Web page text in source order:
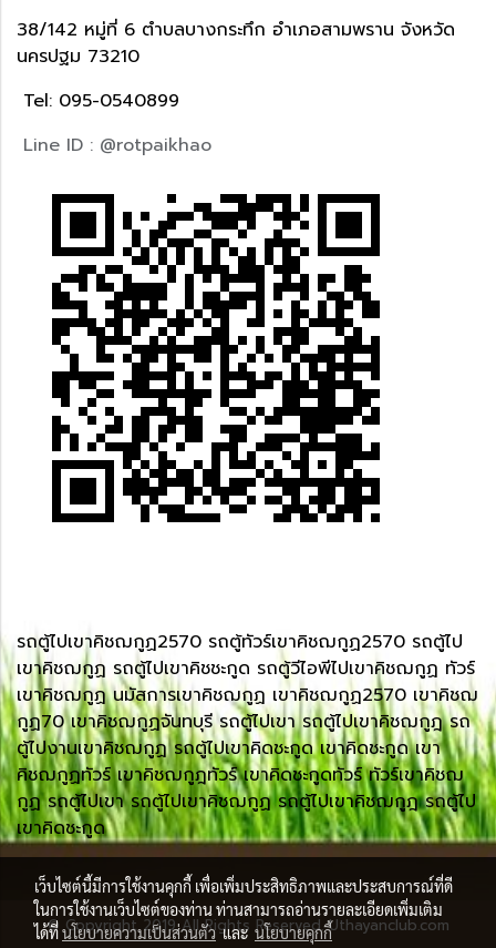
38/142 หมู่ที่ 6 ตำบลบางกระทึก อำเภอสามพราน จังหวัด
นครปฐม 73210
Tel: 095-0540899
Line ID : @rotpaikhao
รถตู้ไปเขาคิชฌกูฏ2570 รถตู้ทัวร์เขาคิชฌกูฏ2570 รถตู้ไป
เขาคิชฌกูฏ รถตู้ไปเขาคิชชะกูด รถตู้วีไอพีไปเขาคิชฌกูฏ ทัวร์
เขาคิชฌกูฏ นมัสการเขาคิชฌกูฏ เขาคิชฌกูฏ2570 เขาคิชฌ
กูฏ70 เขาคิชฌกูฏจันทบุรี รถตู้ไปเขา รถตู้ไปเขาคิชฌกูฎ รถ
ตู้ไปงานเขาคิชฌกูฏ รถตู้ไปเขาคิดชะกูด เขาคิดชะกูด เขา
คิชฌกูฏทัวร์ เขาคิชฌกูฎทัวร์ เขาคิดชะกูดทัวร์ ทัวร์เขาคิชฌ
กูฏ รถตู้ไปเขา รถตู้ไปเขาคิชฌกูฏ รถตู้ไปเขาคิชฌกูฎ รถตู้ไป
เขาคิดชะกูด
© Copyright 2019 All Rights Reserved. Uthayanclub.com
เว็บไซต์นี้มีการใช้งานคุกกี้ เพื่อเพิ่มประสิทธิภาพและประสบการณ์ที่ดี
ในการใช้งานเว็บไซต์ของท่าน ท่านสามารถอ่านรายละเอียดเพิ่มเติม
ได้ที่นโยบายความเป็นส่วนตัวและ นโยบายคุกกี้